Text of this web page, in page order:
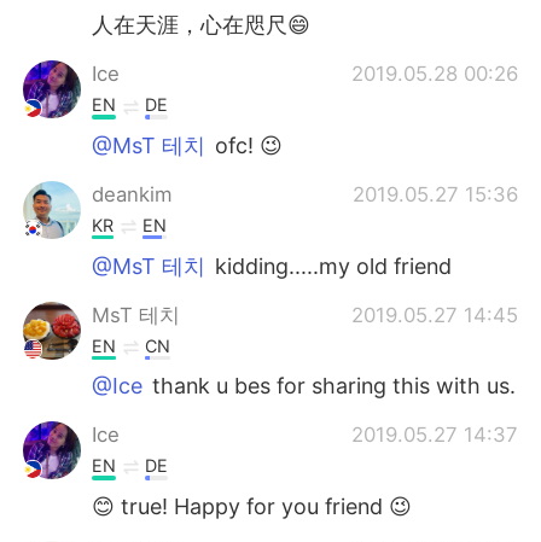
人在天涯，心在咫尺😄
Ice 2019.05.28 00:26
EN DE
@MsT 테치 ofc! 😉
deankim 2019.05.27 15:36
KR EN
@MsT 테치 kidding.....my old friend
MsT 테치 2019.05.27 14:45
EN CN
@Ice thank u bes for sharing this with us.
Ice 2019.05.27 14:37
EN DE
😊 true! Happy for you friend 😉